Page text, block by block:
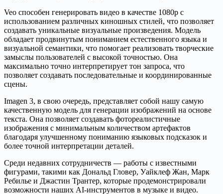
Veo способен генерировать видео в качестве 1080p с
использованием различных киношных стилей, что позволяет
создавать уникальные визуальные произведения. Модель
обладает продвинутым пониманием естественного языка и
визуальной семантики, что помогает реализовать творческие
замыслы пользователей с высокой точностью. Она
максимально точно интерпретирует тон запроса, что
позволяет создавать последовательные и координированные
сцены.
Imagen 3, в свою очередь, представляет собой нашу самую
качественную модель для генерации изображений на основе
текста. Она позволяет создавать фотореалистичные
изображения с минимальным количеством артефактов
благодаря улучшенному пониманию языковых подсказок и
более точной интерпретации деталей.
Среди недавних сотрудничеств — работы с известными
фигурами, такими как Дональд Гловер, Уайклеф Жан, Марк
Ребилье и Джастин Трантер, которые продемонстрировали
возможности наших AI-инструментов в музыке и видео.